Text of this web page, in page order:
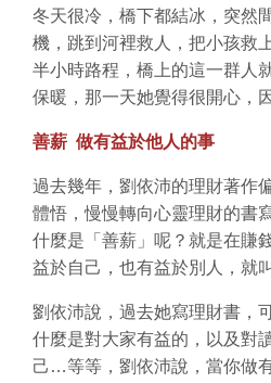
冬天很冷，橋下都結冰，突然
機，跳到河裡救人，把小孩救
半小時路程，橋上的這一群人
保暖，那一天她覺得很開心，
善薪 做有益於他人的事
過去幾年，劉依沛的理財著作
體悟，慢慢轉向心靈理財的書
什麼是「善薪」呢？就是在賺
益於自己，也有益於別人，就
劉依沛說，過去她寫理財書，
什麼是對大家有益的，以及對
己…等等，劉依沛說，當你做